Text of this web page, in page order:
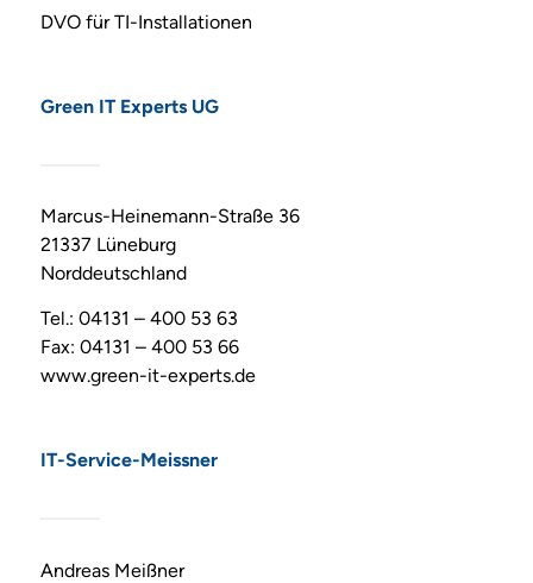
DVO für TI-Installationen
Green IT Experts UG
Marcus-Heinemann-Straße 36
21337 Lüneburg
Norddeutschland
Tel.: 04131 – 400 53 63
Fax: 04131 – 400 53 66
www.green-it-experts.de
IT-Service-Meissner
Andreas Meißner